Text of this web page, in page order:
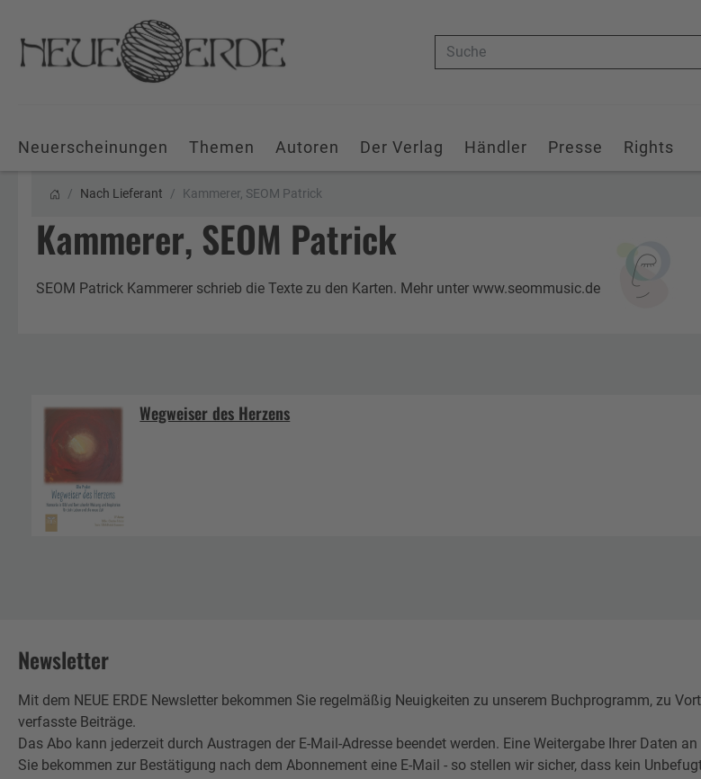
Suche
Neuerscheinungen Themen Autoren Der Verlag Händler Presse Rights
Nach Lieferant Kammerer, SEOM Patrick
Kammerer, SEOM Patrick
SEOM Patrick Kammerer schrieb die Texte zu den Karten. Mehr unter www.seommusic.de
Wegweiser des Herzens
Newsletter
Mit dem NEUE ERDE Newsletter bekommen Sie regelmäßig Neuigkeiten zu unserem Buchprogramm, zu
verfasste Beiträge.
Das Abo kann jederzeit durch Austragen der E-Mail-Adresse beendet werden. Eine Weitergabe Ihrer Daten
Sie bekommen zur Bestätigung nach dem Abonnement eine E-Mail - so stellen wir sicher, dass kein